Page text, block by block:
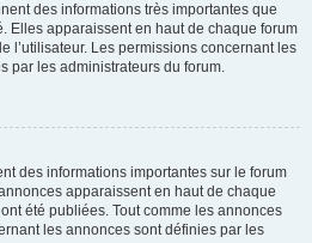
des informations très importantes que
Elles apparaissent en haut de chaque forum
l’utilisateur. Les permissions concernant les
par les administrateurs du forum.
des informations importantes sur le forum
apparaissent en haut de chaque
été publiées. Tout comme les annonces
les annonces sont définies par les